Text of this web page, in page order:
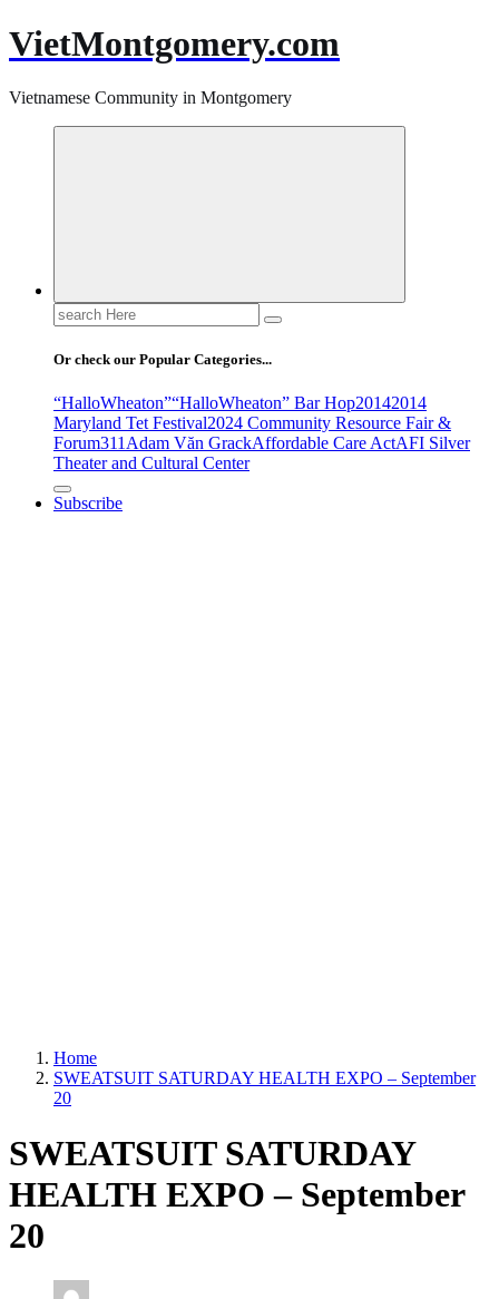
VietMontgomery.com
Vietnamese Community in Montgomery
Search
for:
Or check our Popular Categories...
“HalloWheaton”“HalloWheaton” Bar Hop20142014
Maryland Tet Festival2024 Community Resource Fair &
Forum311Adam Văn GrackAffordable Care ActAFI Silver
Theater and Cultural Center
Subscribe
Home
SWEATSUIT SATURDAY HEALTH EXPO – September
20
SWEATSUIT SATURDAY
HEALTH EXPO – September
20